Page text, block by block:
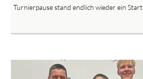
Turnierpause stand endlich wieder ein